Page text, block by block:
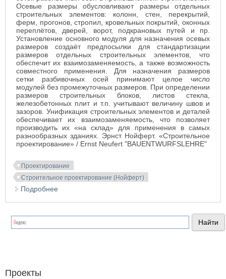
Осевые размеры обусловливают размеры отдельных
строительных элементов: колонн, стен, перекрытий,
ферм, прогонов, стропил, кровельных покрытий, оконных
переплётов, дверей, ворот, подкрановых путей и пр.
Установление основного модуля для назначения осевых
размеров создаёт предпосылки для стандартизации
размеров отдельных строительных элементов, что
обеспечит их взаимозаменяемость, а также возможность
совместного применения. Для назначения размеров
сетки разбивочных осей принимают целое число
модулей без промежуточных размеров. При определении
размеров строительных блоков, листов стекла,
железобетонных плит и т.п. учитывают величину швов и
зазоров. Унификация строительных элементов и деталей
обеспечивает их взаимозаменяемость, что позволяет
производить их «на склад» для применения в самых
разнообразных зданиях. Эрнст Нойферт. «Строительное
проектирование» / Ernst Neufert "BAUENTWURFSLEHRE"
Проектирование
Строительное проектирование (Нойферт)
Подробнее
Проекты